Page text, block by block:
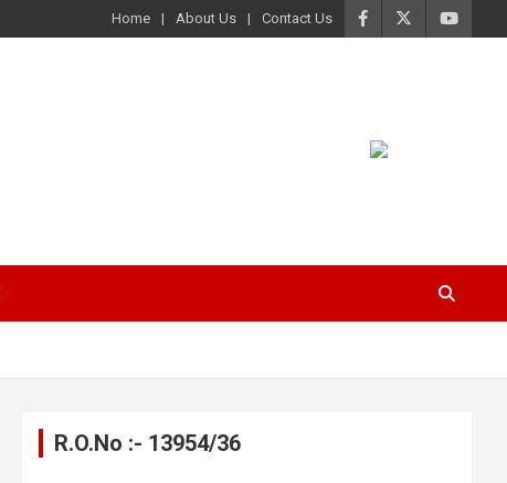
Home About Us Contact Us
R.O.No :- 13954/36